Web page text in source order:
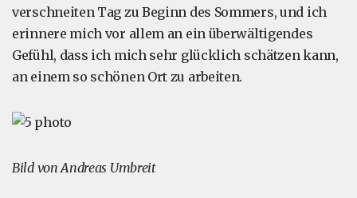
verschneiten Tag zu Beginn des Sommers, und ich
erinnere mich vor allem an ein überwältigendes
Gefühl, dass ich mich sehr glücklich schätzen kann,
an einem so schönen Ort zu arbeiten.
Bild von Andreas Umbreit